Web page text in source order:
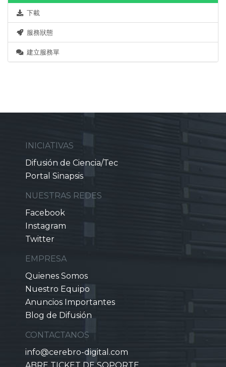
下載
服務狀態
建立服務單
INICIATIVAS
Difusión de Ciencia/Tec
Portal Sinapsis
NUESTRAS REDES
Facebook
Instagram
Twitter
EMPRESA
Quienes Somos
Nuestro Equipo
Anuncios Importantes
Blog de Difusión
CONTACTANOS
info@cerebro-digital.com